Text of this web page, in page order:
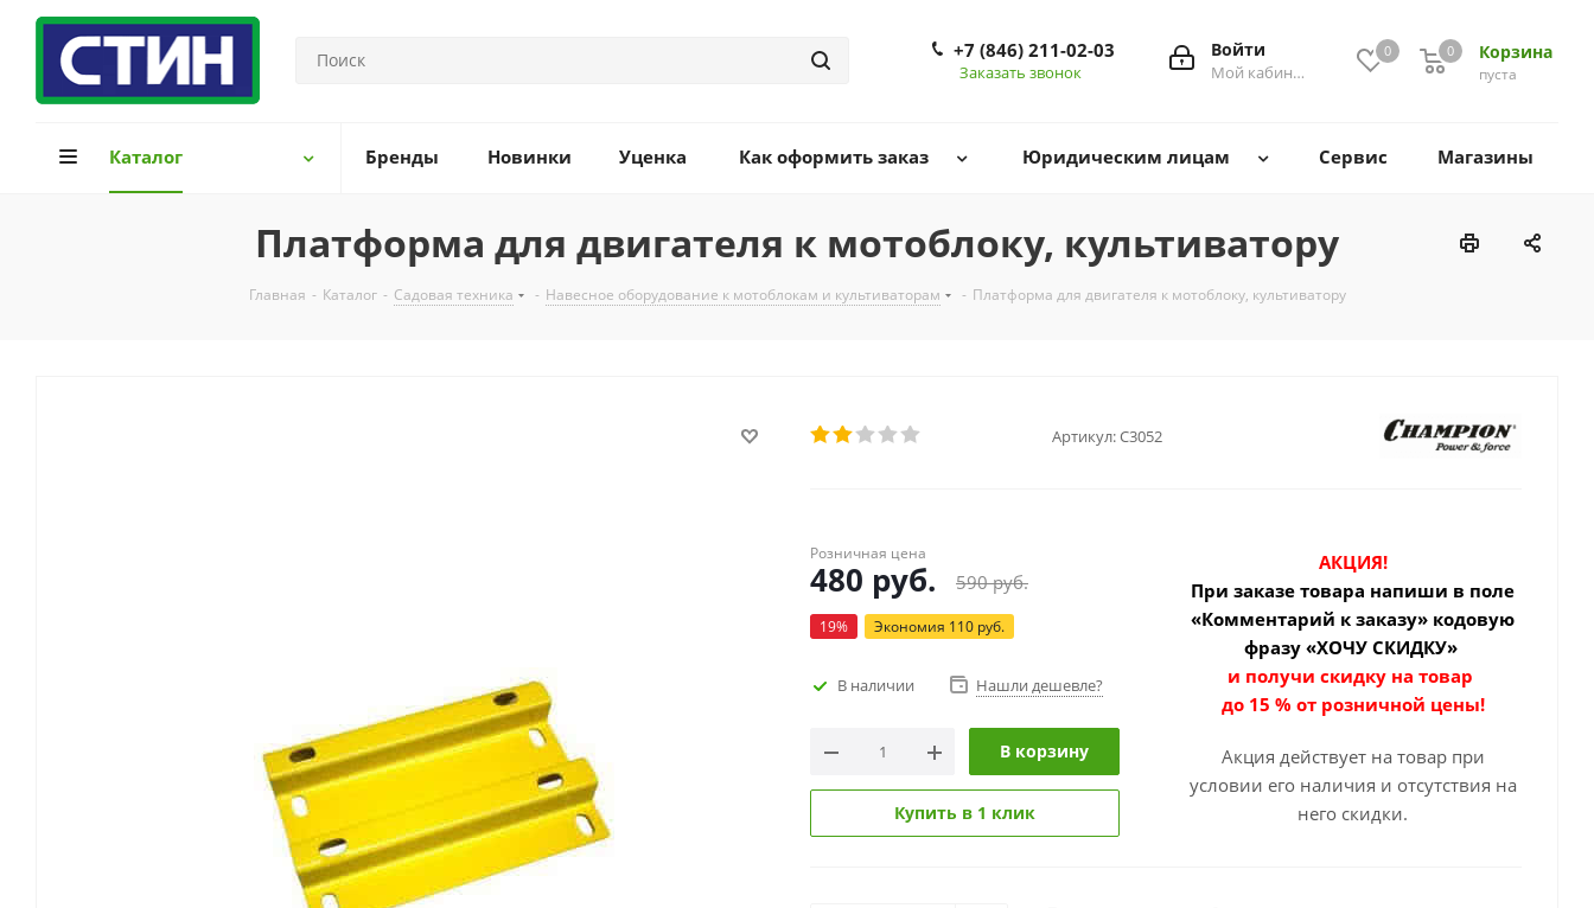
0 Корзина
0
пуста
0
Войти
Мой кабинет
+7 (846) 211-02-03
Заказать звонок
Каталог Бренды Новинки Уценка Как оформить заказ Юридическим лицам Сервис Магазины
Платформа для двигателя к мотоблоку, культиватору
Главная - Каталог - Садовая техника - Навесное оборудование к мотоблокам и культиваторам - Платформа для двигателя к мотоблоку, культиватору
Артикул:C3052
Розничная цена
480 руб. 590руб.
19% Экономия 110 руб.
В наличии Нашли дешевле?
В корзину
Купить в 1 клик
АКЦИЯ!
При заказе товара напиши в поле
«Комментарий к заказу» кодовую
фразу «ХОЧУ СКИДКУ»
и получи скидку на товар
до 15 % от розничной цены!
Акция действует на товар при
условии его наличия и отсутствия на
него скидки.